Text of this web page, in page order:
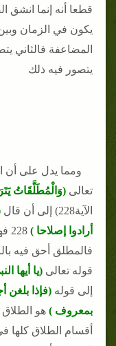
قطعا أنه إنما انشق
يكون في الزمان
المضاعفة فالثاني
يتصور فيه ذلك
ومما يدل على أن
تعالى (وَالْمُطَلَّقَاتُ
الآية228) إلى أن قال
أرادوا إصلاحا )
فالمطلق أحق فيه
قوله تعالى (يا أيها
إلى قوله (فإذا
بمعروف ) هو
أقسام الطلاق كلها